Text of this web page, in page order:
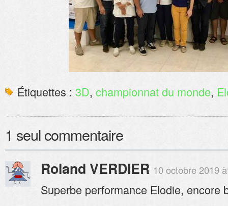
Étiquettes : 3D, championnat du monde,
1 seul commentaire
Roland VERDIER 10 octobre 2019
Superbe performance Elodie, encore